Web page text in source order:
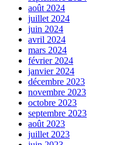
août 2024
juillet 2024
juin 2024
avril 2024
mars 2024
février 2024
janvier 2024
décembre 2023
novembre 2023
octobre 2023
septembre 2023
août 2023
juillet 2023